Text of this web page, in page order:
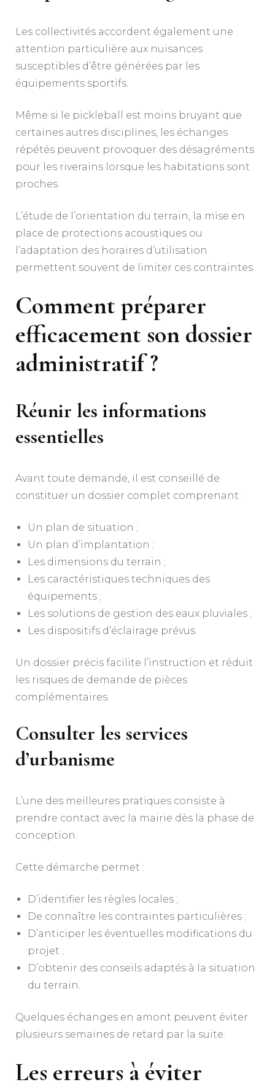
Les collectivités accordent également une
attention particulière aux nuisances
susceptibles d’être générées par les
équipements sportifs.
Même si le pickleball est moins bruyant que
certaines autres disciplines, les échanges
répétés peuvent provoquer des désagréments
pour les riverains lorsque les habitations sont
proches.
L’étude de l’orientation du terrain, la mise en
place de protections acoustiques ou
l’adaptation des horaires d’utilisation
permettent souvent de limiter ces contraintes.
Comment préparer
efficacement son dossier
administratif ?
Réunir les informations
essentielles
Avant toute demande, il est conseillé de
constituer un dossier complet comprenant :
Un plan de situation ;
Un plan d’implantation ;
Les dimensions du terrain ;
Les caractéristiques techniques des
équipements ;
Les solutions de gestion des eaux pluviales ;
Les dispositifs d’éclairage prévus.
Un dossier précis facilite l’instruction et réduit
les risques de demande de pièces
complémentaires.
Consulter les services
d’urbanisme
L’une des meilleures pratiques consiste à
prendre contact avec la mairie dès la phase de
conception.
Cette démarche permet :
D’identifier les règles locales ;
De connaître les contraintes particulières ;
D’anticiper les éventuelles modifications du
projet ;
D’obtenir des conseils adaptés à la situation
du terrain.
Quelques échanges en amont peuvent éviter
plusieurs semaines de retard par la suite.
Les erreurs à éviter